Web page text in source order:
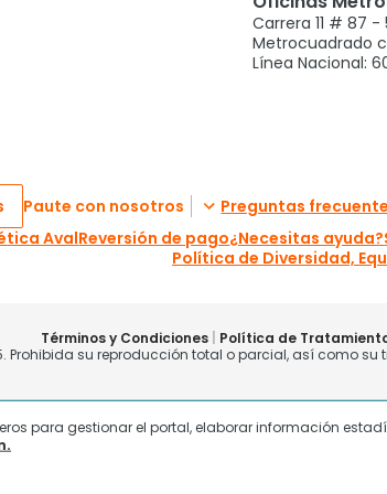
para gestionar el portal, elaborar información